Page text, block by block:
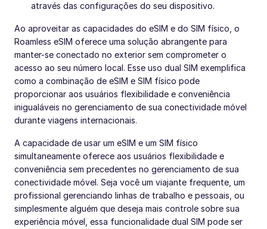
através das configurações do seu dispositivo.
Ao aproveitar as capacidades do eSIM e do SIM físico, o
Roamless eSIM oferece uma solução abrangente para
manter-se conectado no exterior sem comprometer o
acesso ao seu número local. Esse uso dual SIM exemplifica
como a combinação de eSIM e SIM físico pode
proporcionar aos usuários flexibilidade e conveniência
inigualáveis no gerenciamento de sua conectividade móvel
durante viagens internacionais.
A capacidade de usar um eSIM e um SIM físico
simultaneamente oferece aos usuários flexibilidade e
conveniência sem precedentes no gerenciamento de sua
conectividade móvel. Seja você um viajante frequente, um
profissional gerenciando linhas de trabalho e pessoais, ou
simplesmente alguém que deseja mais controle sobre sua
experiência móvel, essa funcionalidade dual SIM pode ser